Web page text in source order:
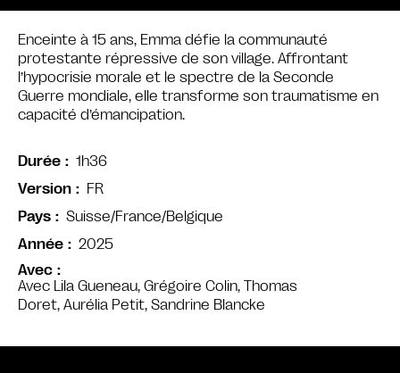
Avec
Avec Lila Gueneau, Grégoire Colin, Thomas
Doret, Aurélia Petit, Sandrine Blancke
Enceinte à 15 ans, Emma défie la communauté
protestante répressive de son village. Affrontant
l’hypocrisie morale et le spectre de la Seconde
Guerre mondiale, elle transforme son traumatisme en
capacité d’émancipation.
Durée
1h36
Version
FR
Pays
Suisse/France/Belgique
Année
2025